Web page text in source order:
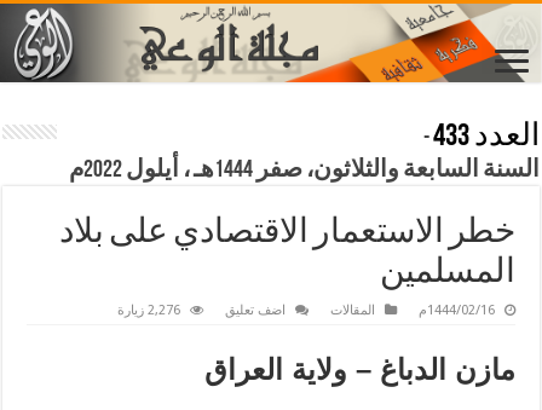
العدد 433
-
السنة السابعة والثلاثون، صفر 1444هـ ، أيلول 2022م
خطر الاستعمار الاقتصادي على بلاد
المسلمين
1444/02/16م المقالات اضف تعليق 2,276 زيارة
مازن الدباغ – ولاية العراق